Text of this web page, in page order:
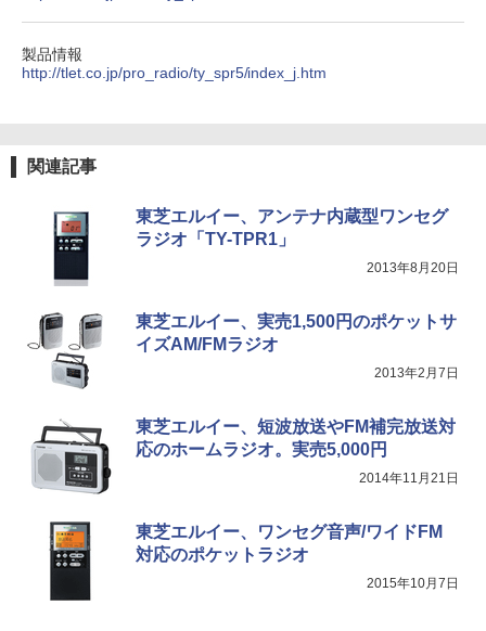
製品情報
http://tlet.co.jp/pro_radio/ty_spr5/index_j.htm
関連記事
東芝エルイー、アンテナ内蔵型ワンセグ
ラジオ「TY-TPR1」
2013年8月20日
東芝エルイー、実売1,500円のポケットサ
イズAM/FMラジオ
2013年2月7日
東芝エルイー、短波放送やFM補完放送対
応のホームラジオ。実売5,000円
2014年11月21日
東芝エルイー、ワンセグ音声/ワイドFM
対応のポケットラジオ
2015年10月7日